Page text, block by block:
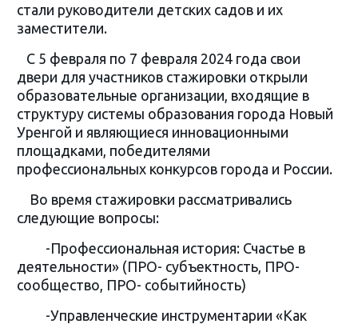
стали руководители детских садов и их
заместители.
С 5 февраля по 7 февраля 2024 года свои
двери для участников стажировки открыли
образовательные организации, входящие в
структуру системы образования города Новый
Уренгой и являющиеся инновационными
площадками, победителями
профессиональных конкурсов города и России.
Во время стажировки рассматривались
следующие вопросы:
-Профессиональная история: Счастье в
деятельности» (ПРО- субъектность, ПРО-
сообщество, ПРО- событийность)
-Управленческие инструментарии «Как